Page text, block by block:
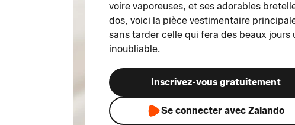
voire vaporeuses, et ses adorables
dos, voici la pièce vestimentaire
sans tarder celle qui fera des beaux jours
inoubliable.
Inscrivez-vous gratuitement
Se connecter avec Zalando